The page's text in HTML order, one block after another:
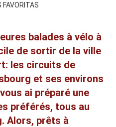
FAVORITAS
balades à vélo à
de sortir de la ville
les circuits de
et ses environs
ai préparé une
préférés, tous au
Alors, prêts à